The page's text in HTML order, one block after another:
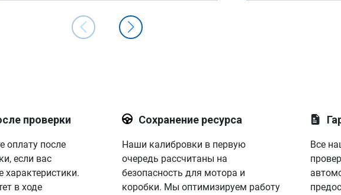
проверки
оплату после
если вас
характеристики.
в ходе
Сохранение ресурса
Наши калибровки в первую
очередь рассчитаны на
безопасность для мотора и
коробки. Мы оптимизируем работу
Все